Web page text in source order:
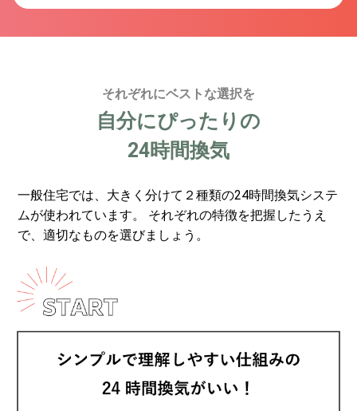
それぞれにベストな選択を
自分にぴったりの
24時間換気
一般住宅では、大きく分けて２種類の24時間換気システ
ムが使われています。 それぞれの特徴を把握したうえ
で、適切なものを選びましょう。